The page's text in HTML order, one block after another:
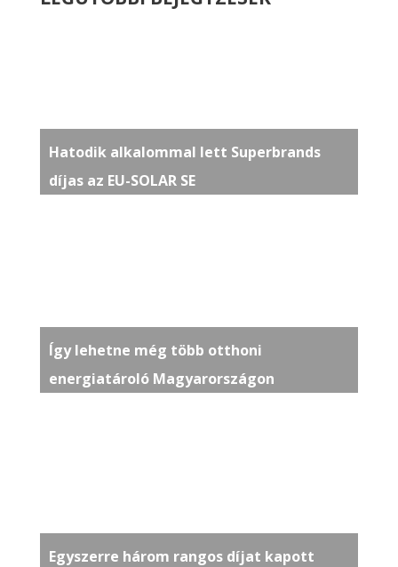
Hatodik alkalommal lett Superbrands
díjas az EU-SOLAR SE
Így lehetne még több otthoni
energiatároló Magyarországon
Egyszerre három rangos díjat kapott